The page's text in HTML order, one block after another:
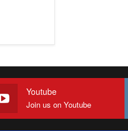
Youtube
Join us on Youtube